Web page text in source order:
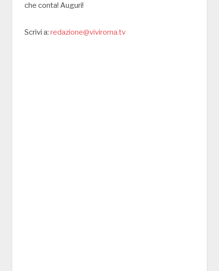
che conta! Auguri!
Scrivi a: redazione@viviroma.tv